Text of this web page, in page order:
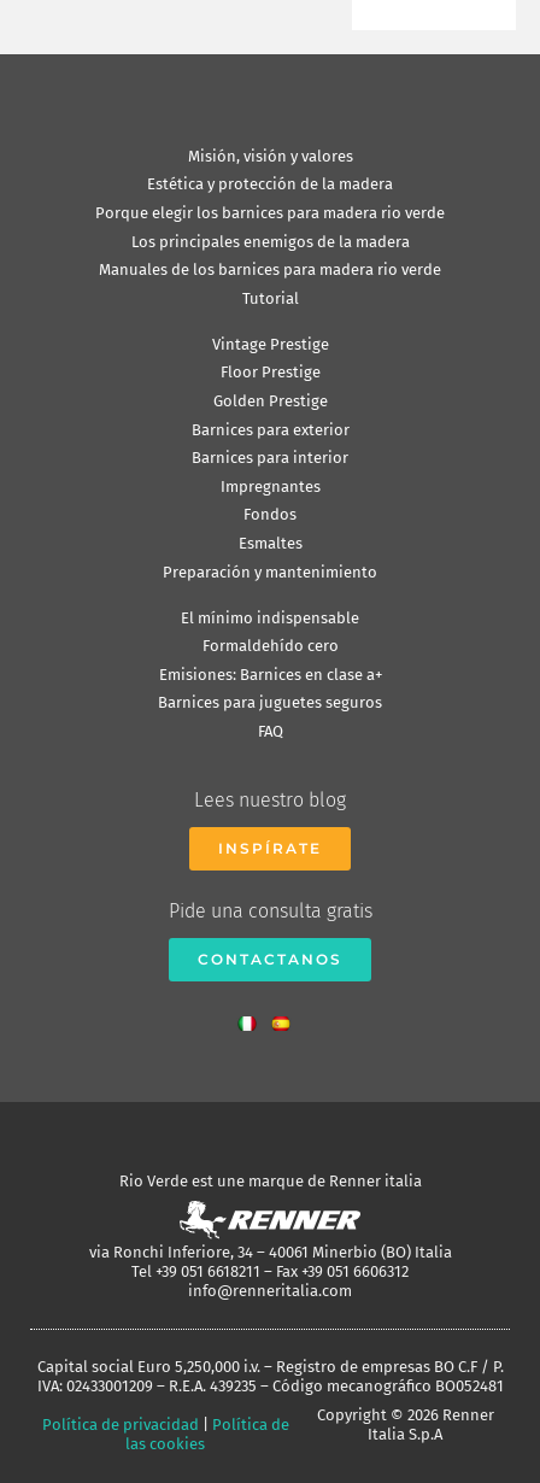
Misión, visión y valores
Estética y protección de la madera
Porque elegir los barnices para madera rio verde
Los principales enemigos de la madera
Manuales de los barnices para madera rio verde
Tutorial
Vintage Prestige
Floor Prestige
Golden Prestige
Barnices para exterior
Barnices para interior
Impregnantes
Fondos
Esmaltes
Preparación y mantenimiento
El mínimo indispensable
Formaldehído cero
Emisiones: Barnices en clase a+
Barnices para juguetes seguros
FAQ
Lees nuestro blog
INSPÍRATE
Pide una consulta gratis
CONTACTANOS
Rio Verde est une marque de Renner italia
via Ronchi Inferiore, 34 – 40061 Minerbio (BO) Italia
Tel +39 051 6618211 – Fax +39 051 6606312
info@renneritalia.com
Capital social Euro 5,250,000 i.v. – Registro de empresas BO C.F / P.
IVA: 02433001209 – R.E.A. 439235 – Código mecanográfico BO052481
Política de privacidad
Política de
las cookies
Copyright © 2026 Renner
Italia S.p.A